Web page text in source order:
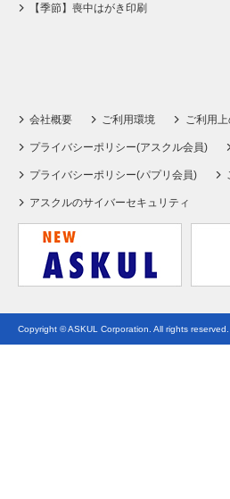
【季節】喪中はがき印刷
会社概要 ご利用環境 ご利用
プライバシーポリシー(アスクル会員)
プライバシーポリシー(パプリ会員)
アスクルのサイバーセキュリティ
Copyright © ASKUL Corporation. All rights reserved.